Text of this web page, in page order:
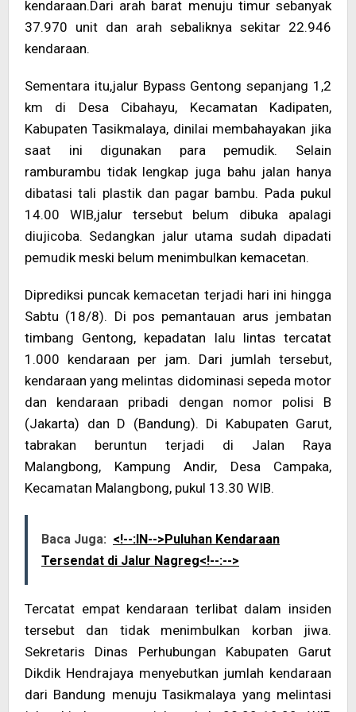
kendaraan.Dari arah barat menuju timur sebanyak
37.970 unit dan arah sebaliknya sekitar 22.946
kendaraan.
Sementara itu,jalur Bypass Gentong sepanjang 1,2
km di Desa Cibahayu, Kecamatan Kadipaten,
Kabupaten Tasikmalaya, dinilai membahayakan jika
saat ini digunakan para pemudik. Selain
ramburambu tidak lengkap juga bahu jalan hanya
dibatasi tali plastik dan pagar bambu. Pada pukul
14.00 WIB,jalur tersebut belum dibuka apalagi
diujicoba. Sedangkan jalur utama sudah dipadati
pemudik meski belum menimbulkan kemacetan.
Diprediksi puncak kemacetan terjadi hari ini hingga
Sabtu (18/8). Di pos pemantauan arus jembatan
timbang Gentong, kepadatan lalu lintas tercatat
1.000 kendaraan per jam. Dari jumlah tersebut,
kendaraan yang melintas didominasi sepeda motor
dan kendaraan pribadi dengan nomor polisi B
(Jakarta) dan D (Bandung). Di Kabupaten Garut,
tabrakan beruntun terjadi di Jalan Raya
Malangbong, Kampung Andir, Desa Campaka,
Kecamatan Malangbong, pukul 13.30 WIB.
Baca Juga: <!--:IN-->Puluhan Kendaraan
Tersendat di Jalur Nagreg<!--:-->
Tercatat empat kendaraan terlibat dalam insiden
tersebut dan tidak menimbulkan korban jiwa.
Sekretaris Dinas Perhubungan Kabupaten Garut
Dikdik Hendrajaya menyebutkan jumlah kendaraan
dari Bandung menuju Tasikmalaya yang melintasi